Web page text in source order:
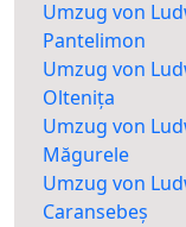
Umzug von
Pantelimon
Umzug von
Oltenița
Umzug von
Măgurele
Umzug von
Caransebeș